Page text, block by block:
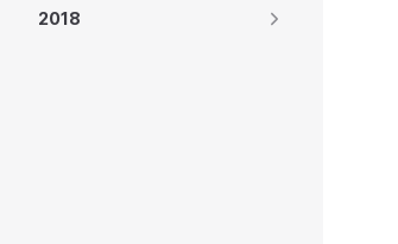
2018